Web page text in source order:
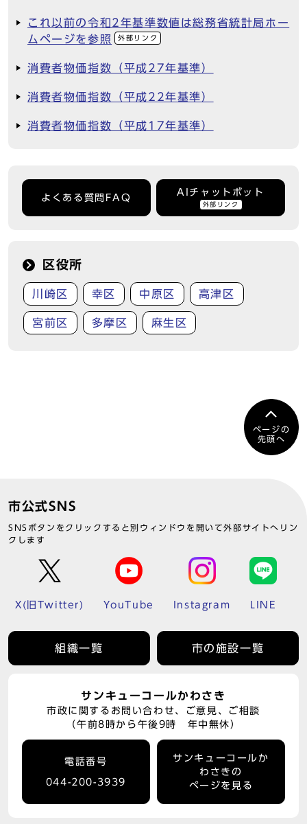
これ以前の令和2年基準数値は総務省統計局ホー
ムページを参照
外部リンク
消費者物価指数（平成27年基準）
消費者物価指数（平成22年基準）
消費者物価指数（平成17年基準）
よくある質問FAQ
AIチャットボット
外部リンク
区役所
川崎区 幸区 中原区 高津区
宮前区 多摩区 麻生区
ページの
先頭へ
市公式SNS
SNSボタンをクリックすると別ウィンドウを開いて外部サイトへリン
クします
X(旧Twitter) YouTube Instagram LINE
組織一覧 市の施設一覧
サンキューコールかわさき
市政に関するお問い合わせ、ご意見、ご相談
（午前8時から午後9時 年中無休）
電話番号
044-200-3939
サンキューコールか
わさきの
ページを見る